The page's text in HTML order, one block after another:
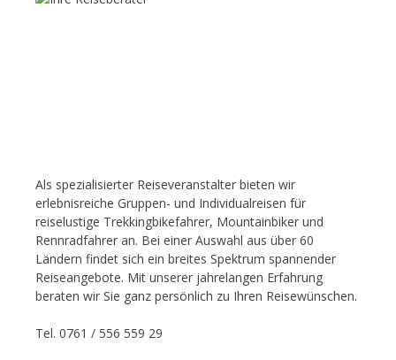
Als spezialisierter Reiseveranstalter bieten wir
erlebnisreiche Gruppen- und Individualreisen für
reiselustige Trekkingbikefahrer, Mountainbiker und
Rennradfahrer an. Bei einer Auswahl aus über 60
Ländern findet sich ein breites Spektrum spannender
Reiseangebote. Mit unserer jahrelangen Erfahrung
beraten wir Sie ganz persönlich zu Ihren Reisewünschen.
Tel. 0761 / 556 559 29